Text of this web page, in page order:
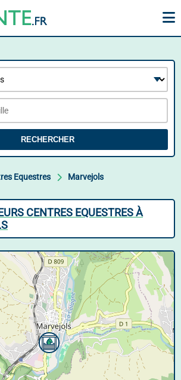
RECHERCHER
Equestres Marvejols
CENTRES EQUESTRES À